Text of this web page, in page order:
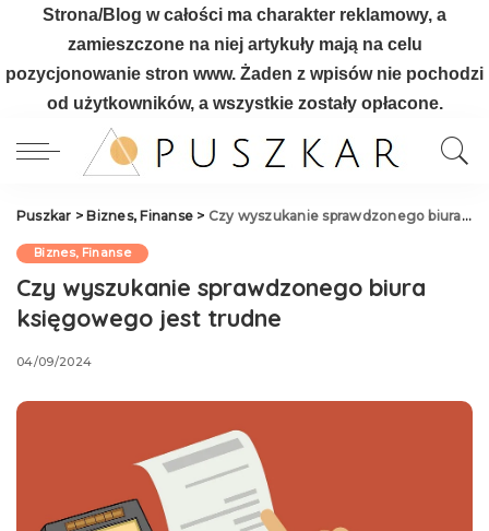
Strona/Blog w całości ma charakter reklamowy, a
zamieszczone na niej artykuły mają na celu
pozycjonowanie stron www. Żaden z wpisów nie pochodzi
od użytkowników, a wszystkie zostały opłacone.
Puszkar > Biznes, Finanse > Czy wyszukanie sprawdzonego biura księgowego jest trudne
Biznes, Finanse
Czy wyszukanie sprawdzonego biura
księgowego jest trudne
04/09/2024